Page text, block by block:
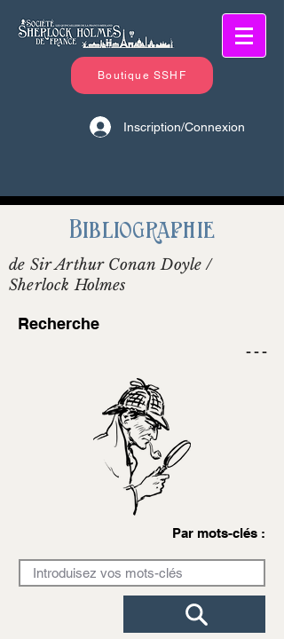
Boutique SSHF
Inscription/Connexion
Bibliographie
de Sir Arthur Conan Doyle /
Sherlock Holmes
Recherche
- - -
Par mots-clés :